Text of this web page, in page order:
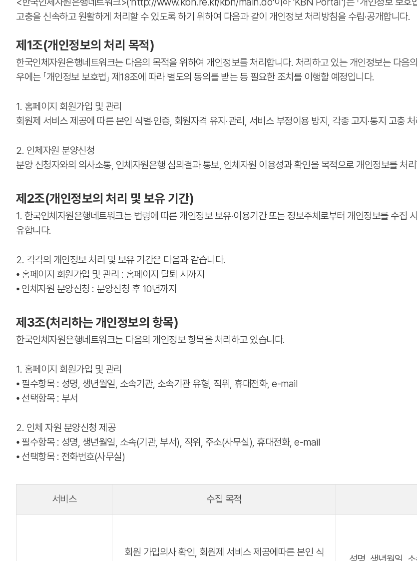
고충을 신속하고 원활하게 처리할 수 있도록 하기 위하여 다음과 같이 개인정보 처리방침을 수립·공개합니다.
제1조(개인정보의 처리 목적)
한국인체자원은행네트워크는 다음의 목적을 위하여 개인정보를 처리합니다. 처리하고 있는 개인정보는 다음
우에는 「개인정보 보호법」 제18조에 따라 별도의 동의를 받는 등 필요한 조치를 이행할 예정입니다.
1. 홈페이지 회원가입 및 관리
회원제 서비스 제공에 따른 본인 식별·인증, 회원자격 유지·관리, 서비스 부정이용 방지, 각종 고지·통지 고충
2. 인체자원 분양신청
분양 신청자와의 의사소통, 인체자원은행 심의결과 통보, 인체자원 이용성과 확인을 목적으로 개인정보를 처
제2조(개인정보의 처리 및 보유 기간)
1. 한국인체자원은행네트워크는 법령에 따른 개인정보 보유·이용기간 또는 정보주체로부터 개인정보를 수집
유합니다.
2. 각각의 개인정보 처리 및 보유 기간은 다음과 같습니다.
⦁ 홈페이지 회원가입 및 관리 : 홈페이지 탈퇴 시까지
⦁ 인체자원 분양신청 : 분양신청 후 10년까지
제3조(처리하는 개인정보의 항목)
한국인체자원은행네트워크는 다음의 개인정보 항목을 처리하고 있습니다.
1. 홈페이지 회원가입 및 관리
⦁ 필수항목 : 성명, 생년월일, 소속기관, 소속기관 유형, 직위, 휴대전화, e-mail
⦁ 선택항목 : 부서
2. 인체 자원 분양신청 제공
⦁ 필수항목 : 성명, 생년월일, 소속(기관, 부서), 직위, 주소(사무실), 휴대전화, e-mail
⦁ 선택항목 : 전화번호(사무실)
서비스 수집 목적
회원 가입의사 확인, 회원제 서비스 제공에따른 본인 식